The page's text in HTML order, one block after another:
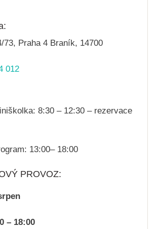
73, Praha 4 Braník, 14700
012
8:30 – 12:30 – rezervace
13:00– 18:00
PROVOZ:
– 18:00